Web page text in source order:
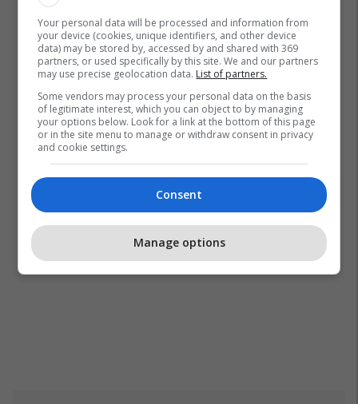
Your personal data will be processed and information from
your device (cookies, unique identifiers, and other device
data) may be stored by, accessed by and shared with 369
partners, or used specifically by this site. We and our partners
may use precise geolocation data. List of partners.
Some vendors may process your personal data on the basis
of legitimate interest, which you can object to by managing
your options below. Look for a link at the bottom of this page
or in the site menu to manage or withdraw consent in privacy
and cookie settings.
Consent
Manage options